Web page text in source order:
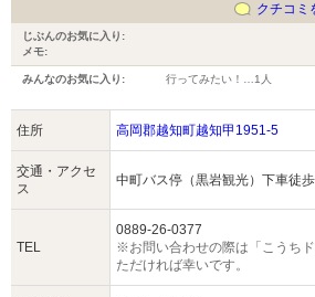
クチコミ
じぶんのお気に入り:
メモ:
みんなのお気に入り: 行ってみたい！… 1人
住所 高岡郡越知町越知甲1951-5
交通・アクセ
ス
中町バス停（黒岩観光）下車徒
TEL
0889-26-0377
※お問い合わせの際は「こうち
ただければ幸いです。